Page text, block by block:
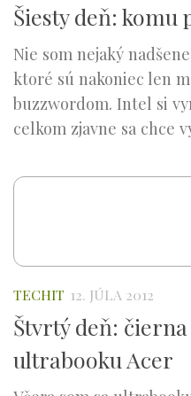
Šiesty deň:
Nie som nejaký
ktoré sú nakoniec len
buzzwordom. Intel si
celkom zjavne sa chce
TECHIT 12. JÚLA 2012
Štvrtý deň:
ultrabooku Acer